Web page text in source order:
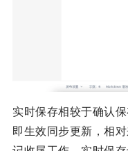
实时保存相较于确认
即生效同步更新，相